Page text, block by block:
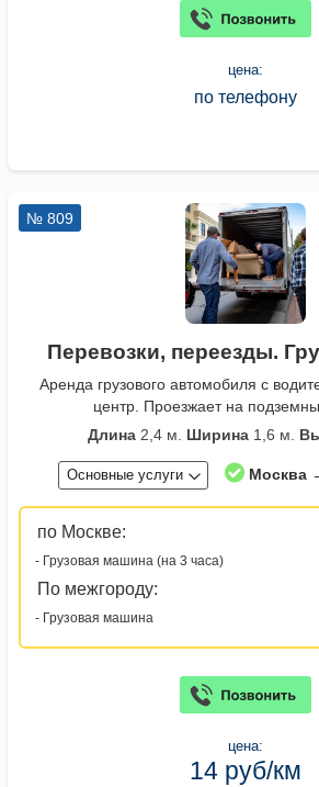
цена:
по телефону
№ 809
Перевозки, переезды.
Аренда грузового автомобиля с
центр. Проезжает на
Длина2,4 м. Ширина1,6 м.
Основные услуги Москва
по Москве:
- Грузовая машина (на 3 часа)
По межгороду:
- Грузовая машина
цена:
14 руб/км